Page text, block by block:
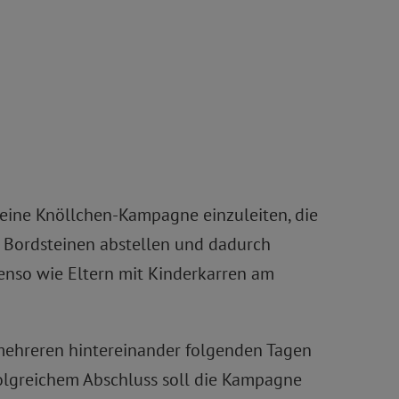
Knöllchen-Kampagne einzuleiten, die
abstellen und dadurch
wie Eltern mit Kinderkarren am
hintereinander folgenden Tagen
Abschluss soll die Kampagne